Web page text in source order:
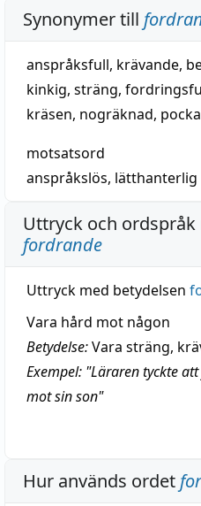
Synonymer till
anspråksfull, krävande,
kinkig, sträng,
kräsen, nogräknad,
motsatsord
anspråkslös, lätthanterlig
Uttryck och
fordrande
Uttryck med betydelsen
Vara hård mot någon
Betydelse:Vara sträng,
Exempel: "Läraren tyckte
mot sin son"
Hur används ordet